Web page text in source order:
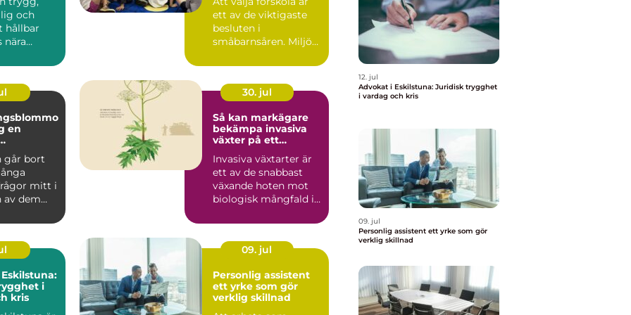
och
hållbar
nära
ett av de viktigaste
besluten i
småbarnsåren. Miljön,
barngruppens...
går bort
mitt i
av dem
30. jul
Så kan markägare
bekämpa invasiva
växter på ett
Invasiva växtarter är
ett av de snabbast
växande hoten mot
biologisk mångfald i
i
kris
09. jul
Personlig assistent
ett yrke som gör
verklig skillnad
12. jul
Advokat i Eskilstuna: Juridisk trygghet
i vardag och kris
09. jul
Personlig assistent ett yrke som gör
verklig skillnad